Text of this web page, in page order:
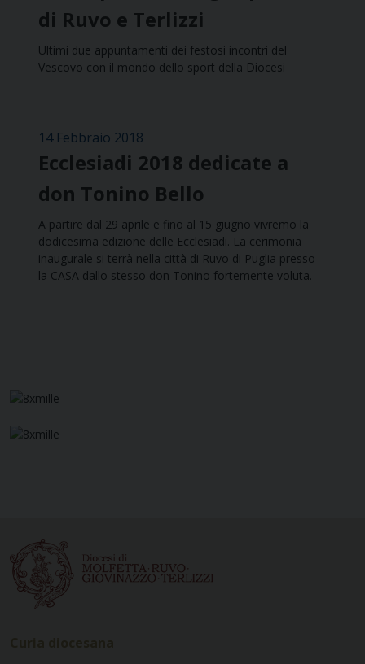
di Ruvo e Terlizzi
Ultimi due appuntamenti dei festosi incontri del
Vescovo con il mondo dello sport della Diocesi
14 Febbraio 2018
Ecclesiadi 2018 dedicate a
don Tonino Bello
A partire dal 29 aprile e fino al 15 giugno vivremo la
dodicesima edizione delle Ecclesiadi. La cerimonia
inaugurale si terrà nella città di Ruvo di Puglia presso
la CASA dallo stesso don Tonino fortemente voluta.